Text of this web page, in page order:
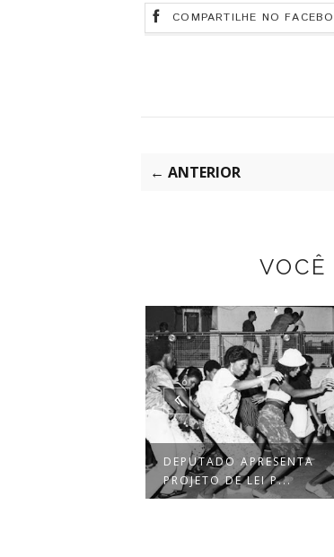
COMPARTILHE NO
← ANTERIOR
RIO PARADA FUNK:
PROJETO QUE PRETEN...